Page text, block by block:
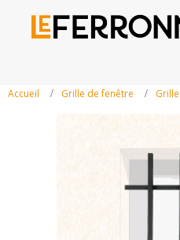
Accueil Grille de fenêtre